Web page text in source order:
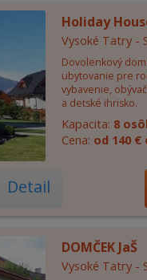
Holiday
Vysoké Tatry -
Dovolenkový
ubytovanie pre
vybavenie,
a detské ihrisko.
Kapacita: 8
Cena: od 140
Detail
DOMČEK JaŠ
Vysoké Tatry -